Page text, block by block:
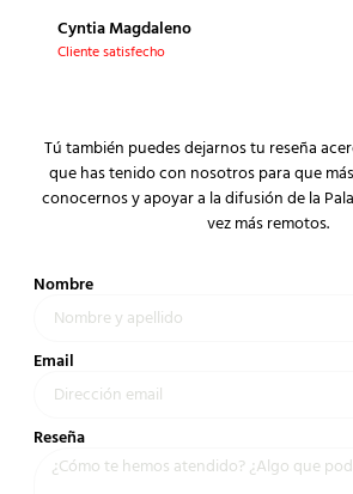
Cyntia Magdaleno
Cliente satisfecho
Tú también puedes dejarnos tu reseña
que has tenido con nosotros para que
conocernos y apoyar a la difusión de la
vez más remotos.
Nombre
Email
Reseña